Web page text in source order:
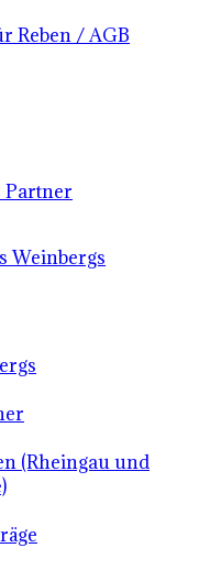
Reben / AGB
Partner
Weinbergs
(Rheingau und